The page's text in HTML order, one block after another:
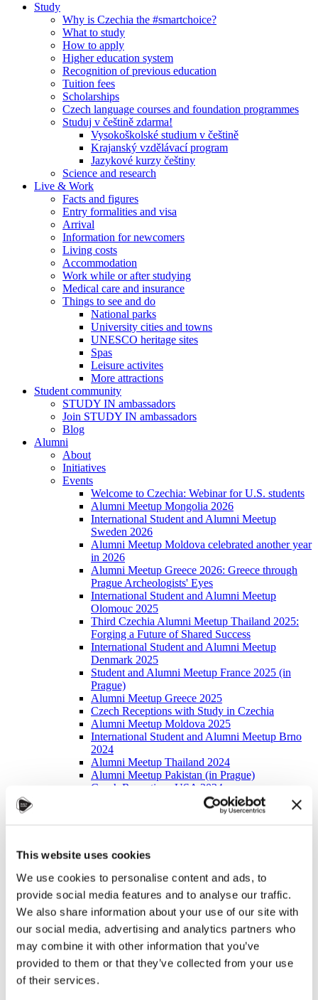
This website uses cookies
We use cookies to personalise content and ads, to
provide social media features and to analyse our traffic.
We also share information about your use of our site with
our social media, advertising and analytics partners who
may combine it with other information that you’ve
provided to them or that they’ve collected from your use
of their services.
Study
Why is Czechia the #smartchoice?
What to study
How to apply
Higher education system
Recognition of previous education
Tuition fees
Scholarships
Czech language courses and foundation programmes
Studuj v češtině zdarma!
Vysokoškolské studium v češtině
Krajanský vzdělávací program
Jazykové kurzy češtiny
Science and research
Live & Work
Facts and figures
Entry formalities and visa
Arrival
Information for newcomers
Living costs
Accommodation
Work while or after studying
Medical care and insurance
Things to see and do
National parks
University cities and towns
UNESCO heritage sites
Spas
Leisure activites
More attractions
Student community
STUDY IN ambassadors
Join STUDY IN ambassadors
Blog
Alumni
About
Initiatives
Events
Welcome to Czechia: Webinar for U.S. students
Alumni Meetup Mongolia 2026
International Student and Alumni Meetup
Sweden 2026
Alumni Meetup Moldova celebrated another year
in 2026
Alumni Meetup Greece 2026: Greece through
Prague Archeologists' Eyes
International Student and Alumni Meetup
Olomouc 2025
Third Czechia Alumni Meetup Thailand 2025:
Forging a Future of Shared Success
International Student and Alumni Meetup
Denmark 2025
Student and Alumni Meetup France 2025 (in
Prague)
Alumni Meetup Greece 2025
Czech Receptions with Study in Czechia
Alumni Meetup Moldova 2025
International Student and Alumni Meetup Brno
2024
Alumni Meetup Thailand 2024
Alumni Meetup Pakistan (in Prague)
Czech Receptions USA 2024
Alumni Meetup Sweden 2024
Alumni Meetup Moldova 2024
International Student and Alumni Meetup
Alumni Meetup USA and Czech Reception
Student and Alumni Meetup in Prague
Alumni Meeting Moldova
Alumni Meetup Spain
Alumni Meetup Sweden 2023
Alumni Meetup Sweden 2022
Alma Matters!
Alumni Meetup Kazakhstan
Alumni Meetup Austria